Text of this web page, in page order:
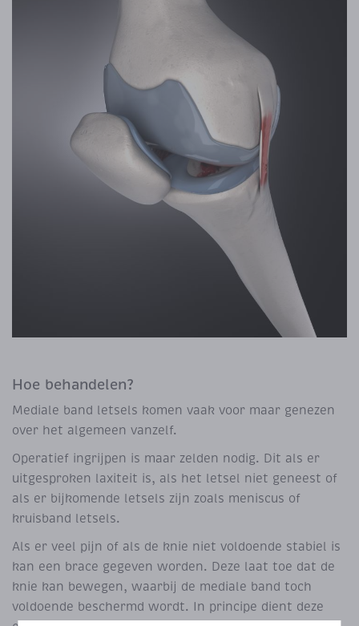
Hoe behandelen?
Mediale band letsels komen vaak voor maar genezen
over het algemeen vanzelf.
Operatief ingrijpen is maar zelden nodig. Dit als er
uitgesproken laxiteit is, als het letsel niet geneest of
als er bijkomende letsels zijn zoals meniscus of
kruisband letsels.
Als er veel pijn of als de knie niet voldoende stabiel is
kan een brace gegeven worden. Deze laat toe dat de
knie kan bewegen, waarbij de mediale band toch
voldoende beschermd wordt. In principe dient deze